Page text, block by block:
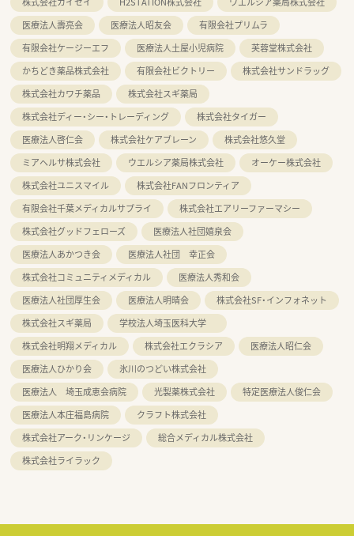
医療法人壽亮会
医療法人昭友会
有限会社プリムラ
有限会社ケージーエフ
医療法人土屋小児病院
芙蓉堂株式会社
かちどき薬品株式会社
有限会社ビクトリー
株式会社サンドラッグ
株式会社カワチ薬品
株式会社スギ薬局
株式会社ディー・シー・トレーディング
株式会社タイガー
医療法人啓仁会
株式会社ケアブレーン
株式会社悠久堂
ミアヘルサ株式会社
ウエルシア薬局株式会社
オーケー株式会社
株式会社ユニスマイル
株式会社FANフロンティア
有限会社千葉メディカルサプライ
株式会社エアリーファーマシー
株式会社グッドフェローズ
医療法人社団嬉泉会
医療法人あかつき会
医療法人社団 幸正会
株式会社コミュニティメディカル
医療法人秀和会
医療法人社団厚生会
医療法人明晴会
株式会社SF・インフォネット
株式会社スギ薬局
学校法人埼玉医科大学
株式会社明翔メディカル
株式会社エクラシア
医療法人昭仁会
医療法人ひかり会
氷川のつどい株式会社
医療法人 埼玉成恵会病院
光製薬株式会社
特定医療法人俊仁会
医療法人本庄福島病院
クラフト株式会社
株式会社アーク・リンケージ
総合メディカル株式会社
株式会社ライラック